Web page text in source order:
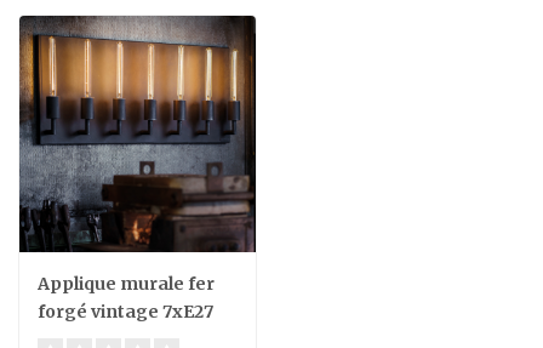
Applique murale fer
forgé vintage 7xE27